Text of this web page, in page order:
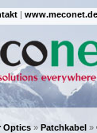
| www.meconet.de
Optics » Patchkabel »